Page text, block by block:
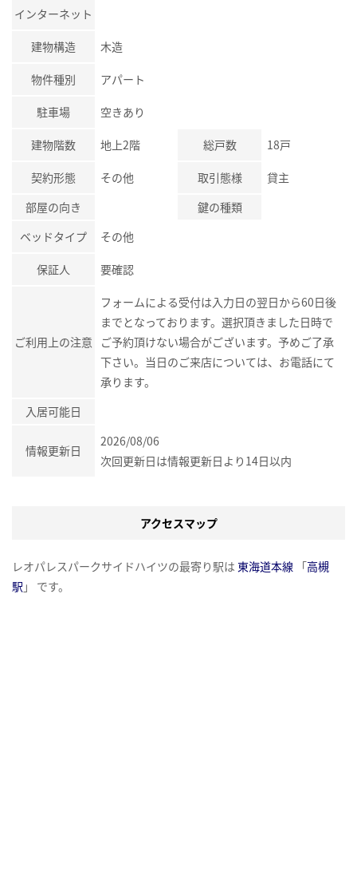
インターネット
建物構造 木造
物件種別 アパート
駐車場 空きあり
建物階数 地上2階 総戸数 18戸
契約形態 その他 取引態様
貸主
部屋の向き
鍵の種類
ベッドタイプ
その他
保証人 要確認
ご利用上の注意
フォームによる受付は入力日の翌日から60日後
までとなっております。選択頂きました日時で
ご予約頂けない場合がございます。予めご了承
下さい。当日のご来店については、お電話にて
承ります。
入居可能日
情報更新日
2026/08/06
次回更新日は情報更新日より14日以内
アクセスマップ
レオパレスパークサイドハイツの最寄り駅は 東海道本線 「高槻
駅 」 です。